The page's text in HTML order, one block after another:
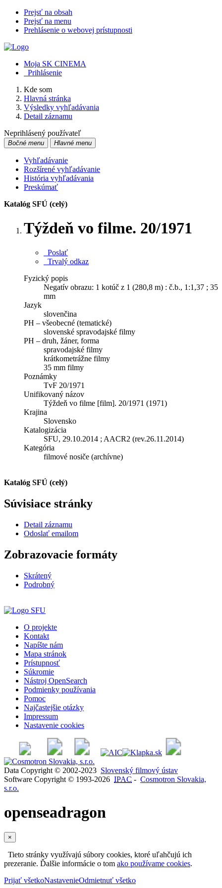
Prejsť na obsah
Prejsť na menu
Prehlásenie o webovej prístupnosti
Moja SK CINEMA
Prihlásenie
Kde som
Hlavná stránka
Výsledky vyhľadávania
Detail záznamu
Neprihlásený používateľ
Bočné menu Hlavné menu
Vyhľadávanie
Rozšírené vyhľadávanie
História vyhľadávania
Preskúmať
Katalóg SFÚ (celý)
Týždeň vo filme. 20/1971
Poslať
Trvalý odkaz
Fyzický popis
Negatív obrazu: 1 kotúč z 1 (280,8 m) : č.b., 1:1,37 ; 35
mm
Jazyk
slovenčina
PH – všeobecné (tematické)
slovenské spravodajské filmy
PH – druh, žáner, forma
spravodajské filmy
krátkometrážne filmy
35 mm filmy
Poznámky
TvF 20/1971
Unifikovaný názov
Týždeň vo filme [film]. 20/1971 (1971)
Krajina
Slovensko
Katalogizácia
SFU, 29.10.2014 ; AACR2 (rev.26.11.2014)
Kategória
filmové nosiče (archívne)
Katalóg SFÚ (celý)
Súvisiace stránky
Detail záznamu
Odoslať emailom
Zobrazovacie formáty
Skrátený
Podrobný
O projekte
Kontakt
Napíšte nám
Mapa stránok
Prístupnosť
Súkromie
Nástroj OpenSearch
Podmienky používania
Pomoc
Najčastejšie otázky
Impressum
Nastavenie cookies
Data Copyright © 2002-2023 Slovenský filmový ústav
Software Copyright © 1993-2026 IPAC - Cosmotron Slovakia,
s.r.o.
openseadragon
×
Tieto stránky využívajú súbory cookies, ktoré uľahčujú ich
prezeranie. Ďalšie informácie o tom ako používame cookies.
Prijať všetkoNastavenieOdmietnuť všetko